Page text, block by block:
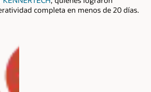
completa en menos de 20 días.